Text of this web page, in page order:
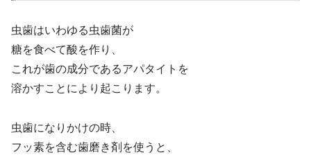
虫歯はいわゆる虫歯菌が
糖を食べて酸を作り、
これが歯の成分であるアパタイトを
溶かすことにより起こります。
虫歯になりかけの時、
フッ素を含む歯磨き剤を使うと、